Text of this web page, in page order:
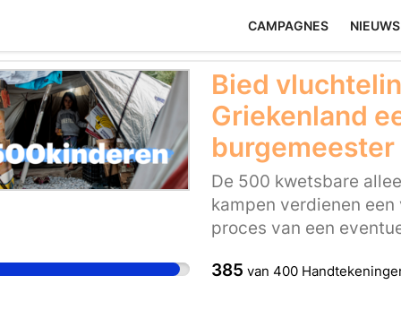
CAMPAGNES NIEUWS
Bied
Griekenland
De 500 kwetsbare
kampen verdienen
proces van een
Maar het kabinet moet
385 van 400